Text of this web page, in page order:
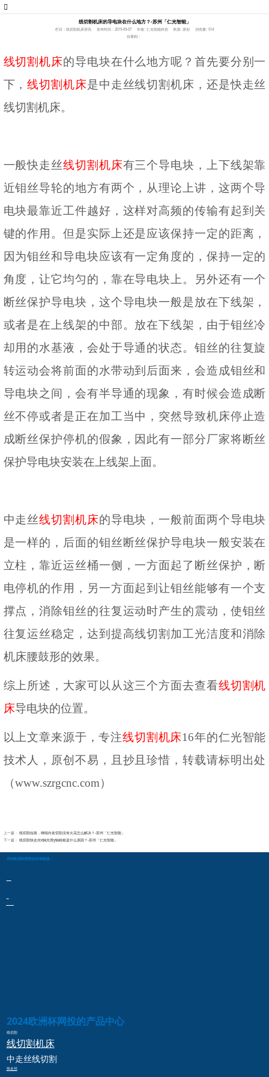
线切割机床的导电块在什么地方？-苏州「仁光智能」
栏目：线切割机床资讯 发布时间：2019-09-07 作者: 仁光智能科技 来源: 原创
浏览量: 514
分享到：
线切割机床的导电块在什么地方呢？首先要分别一
下，线切割机床是中走丝线切割机床，还是快走丝
线切割机床。
一般快走丝线切割机床有三个导电块，上下线架靠
近钼丝导轮的地方有两个，从理论上讲，这两个导
电块最靠近工件越好，这样对高频的传输有起到关
键的作用。但是实际上还是应该保持一定的距离，
因为钼丝和导电块应该有一定角度的，保持一定的
角度，让它均匀的，靠在导电块上。另外还有一个
断丝保护导电块，这个导电块一般是放在下线架，
或者是在上线架的中部。放在下线架，由于钼丝冷
却用的水基液，会处于导通的状态。钼丝的往复旋
转运动会将前面的水带动到后面来，会造成钼丝和
导电块之间，会有半导通的现象，有时候会造成断
丝不停或者是正在加工当中，突然导致机床停止造
成断丝保护停机的假象，因此有一部分厂家将断丝
保护导电块安装在上线架上面。
中走丝线切割机床的导电块，一般前面两个导电块
是一样的，后面的钼丝断丝保护导电块一般安装在
立柱，靠近运丝桶一侧，一方面起了断丝保护，断
电停机的作用，另一方面起到让钼丝能够有一个支
撑点，消除钼丝的往复运动时产生的震动，使钼丝
往复运丝稳定，达到提高线切割加工光洁度和消除
机床腰鼓形的效果。
综上所述，大家可以从这三个方面去查看线切割机
床导电块的位置。
以上文章来源于，专注线切割机床16年的仁光智能
技术人，原创不易，且抄且珍惜，转载请标明出处
（www.szrgcnc.com）
上一篇： 线切割短路，继续向前切割没有火花怎么解决？-苏州「仁光智能」
下一篇： 线切割快走丝x轴光滑y轴粗糙是什么原因？-苏州「仁光智能」
2024欧洲杯网投的友情链接：
2024欧洲杯网投的产品中心
线切割
线切割机床
中走丝线切割
快走丝